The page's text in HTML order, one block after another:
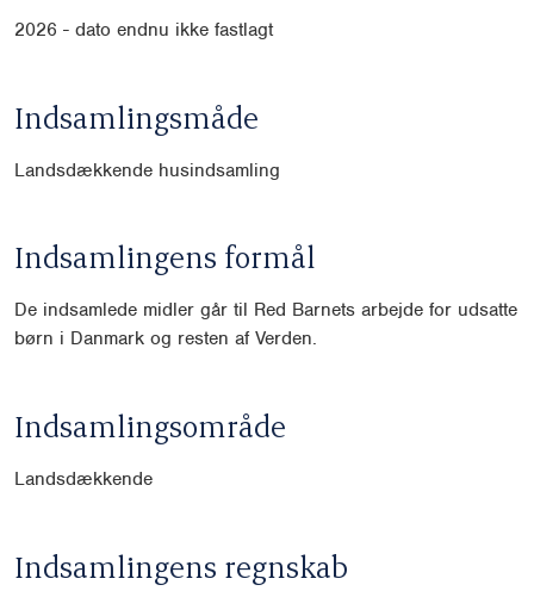
2026 - dato endnu ikke fastlagt
Indsamlingsmåde
Landsdækkende husindsamling
Indsamlingens formål
De indsamlede midler går til Red Barnets arbejde for udsatte
børn i Danmark og resten af Verden.
Indsamlingsområde
Landsdækkende
Indsamlingens regnskab